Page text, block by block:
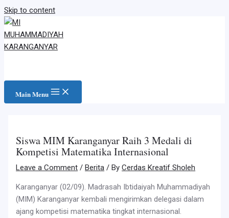
Skip to content
Main Menu
Siswa MIM Karanganyar Raih 3 Medali di
Kompetisi Matematika Internasional
Leave a Comment /Berita / ByCerdas Kreatif Sholeh
Karanganyar (02/09). Madrasah Ibtidaiyah Muhammadiyah
(MIM) Karanganyar kembali mengirimkan delegasi dalam
ajang kompetisi matematika tingkat internasional.